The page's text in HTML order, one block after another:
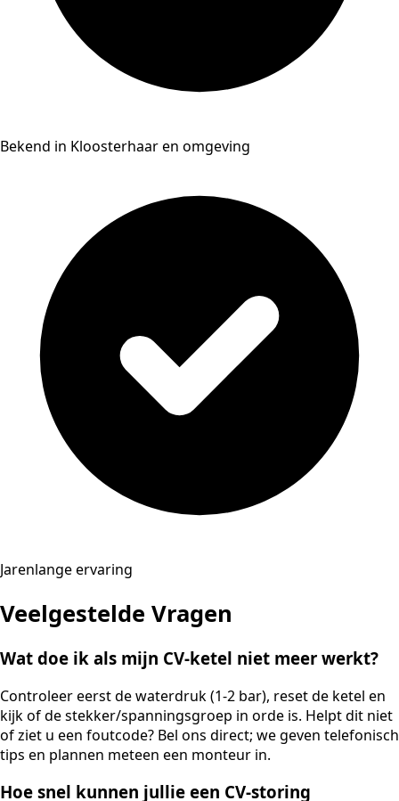
Bekend in Kloosterhaar en omgeving
Jarenlange ervaring
Veelgestelde Vragen
Wat doe ik als mijn CV-ketel niet meer werkt?
Controleer eerst de waterdruk (1-2 bar), reset de ketel en
kijk of de stekker/spanningsgroep in orde is. Helpt dit niet
of ziet u een foutcode? Bel ons direct; we geven telefonisch
tips en plannen meteen een monteur in.
Hoe snel kunnen jullie een CV-storing